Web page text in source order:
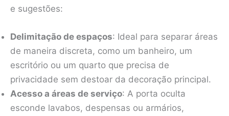
e sugestões:
Delimitação de espaços: Ideal para separar áreas
de maneira discreta, como um banheiro, um
escritório ou um quarto que precisa de
privacidade sem destoar da decoração principal.
Acesso a áreas de serviço: A porta oculta
esconde lavabos, despensas ou armários,